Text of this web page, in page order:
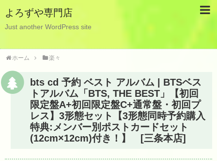
よろずや専門店
Just another WordPress site
ホーム 楽々
bts cd 予約 ベスト アルバム | BTSベス
トアルバム「BTS, THE BEST」【初回
限定盤A+初回限定盤C+通常盤・初回プ
レス】3形態セット【3形態同時予約購入
特典:メンバー別ポストカードセット
(12cm×12cm)付き！】 [三条本店]